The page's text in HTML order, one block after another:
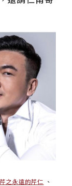
之永遠的芹仁 、